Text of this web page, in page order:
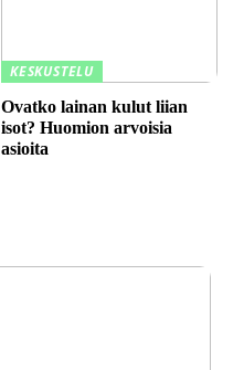
KESKUSTELU
Ovatko lainan kulut liian
isot? Huomion arvoisia
asioita